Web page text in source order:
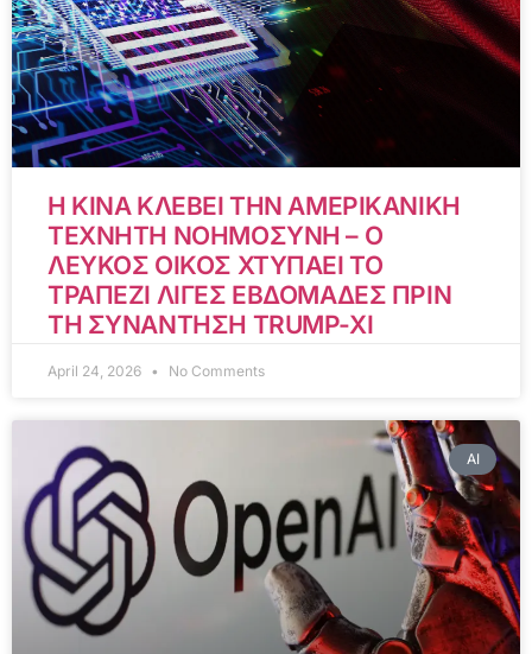
Η ΚΙΝΑ ΚΛΕΒΕΙ ΤΗΝ ΑΜΕΡΙΚΑΝΙΚΗ
ΤΕΧΝΗΤΗ ΝΟΗΜΟΣΥΝΗ – Ο
ΛΕΥΚΟΣ ΟΙΚΟΣ ΧΤΥΠΑΕΙ ΤΟ
ΤΡΑΠΕΖΙ ΛΙΓΕΣ ΕΒΔΟΜΑΔΕΣ ΠΡΙΝ
ΤΗ ΣΥΝΑΝΤΗΣΗ TRUMP-XI
April 24, 2026 No Comments
AI